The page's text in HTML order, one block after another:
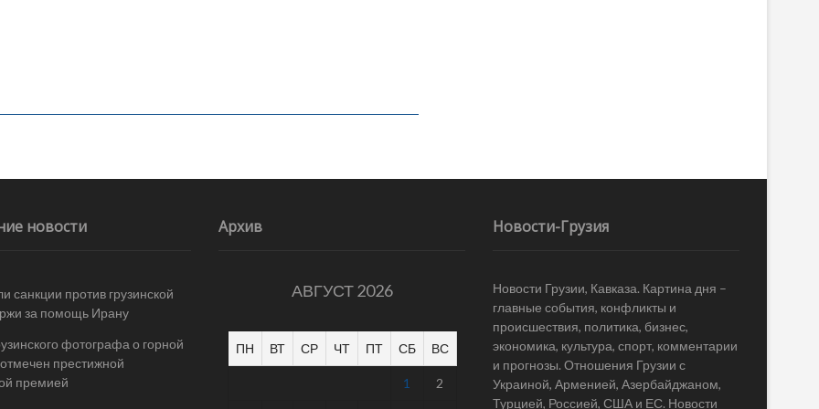
новости
санкции против грузинской
за помощь Ирану
фотографа о горной
престижной
премией
Архив
АВГУСТ 2026
ПН ВТ СР ЧТ ПТ СБ ВС
1 2
Новости-Грузия
Новости Грузии, Кавказа. Картина дня –
главные события, конфликты и
происшествия, политика, бизнес,
экономика, культура, спорт, комментарии
и прогнозы. Отношения Грузии с
Украиной, Арменией, Азербайджаном,
Турцией, Россией, США и ЕС. Новости